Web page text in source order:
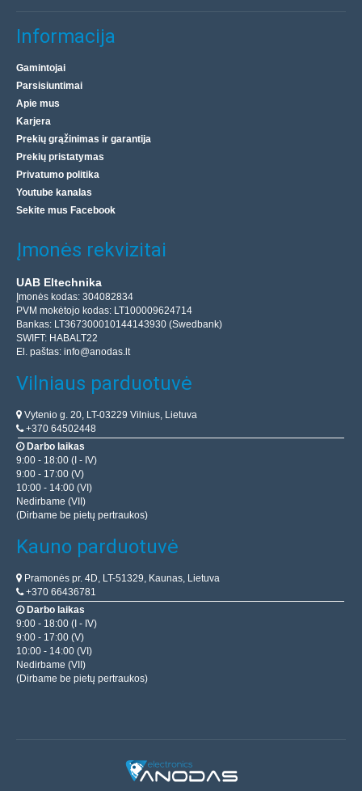
Informacija
Gamintojai
Parsisiuntimai
Apie mus
Karjera
Prekių grąžinimas ir garantija
Prekių pristatymas
Privatumo politika
Youtube kanalas
Sekite mus Facebook
Įmonės rekvizitai
UAB Eltechnika
Įmonės kodas: 304082834
PVM mokėtojo kodas: LT100009624714
Bankas: LT367300010144143930 (Swedbank)
SWIFT: HABALT22
El. paštas: info@anodas.lt
Vilniaus parduotuvė
Vytenio g. 20, LT-03229 Vilnius, Lietuva
+370 64502448
Darbo laikas
9:00 - 18:00 (I - IV)
9:00 - 17:00 (V)
10:00 - 14:00 (VI)
Nedirbame (VII)
(Dirbame be pietų pertraukos)
Kauno parduotuvė
Pramonės pr. 4D, LT-51329, Kaunas, Lietuva
+370 66436781
Darbo laikas
9:00 - 18:00 (I - IV)
9:00 - 17:00 (V)
10:00 - 14:00 (VI)
Nedirbame (VII)
(Dirbame be pietų pertraukos)